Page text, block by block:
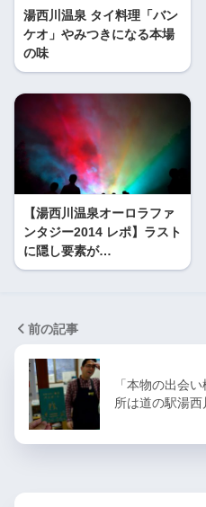
湯西川温泉 タイ料理「バン
ケオ」やみつきになる本場
の味
【湯西川温泉オーロラファ
ンタジー2014 レポ】ラスト
に隠し要素が…
前の記事
「本物の出会
所は道の駅湯西